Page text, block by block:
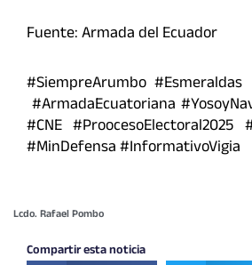
Fuente: Armada del Ecuador
#SiempreArumbo
#ArmadaEcuatoriana
#CNE #ProocesoElectoral2025
#MinDefensa #InformativoVigia
Lcdo. Rafael Pombo
Compartir esta noticia